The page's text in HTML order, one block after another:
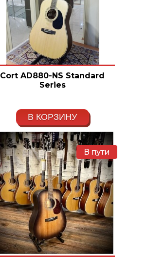
Cort AD880-NS Standard
Series
В КОРЗИНУ
В пути